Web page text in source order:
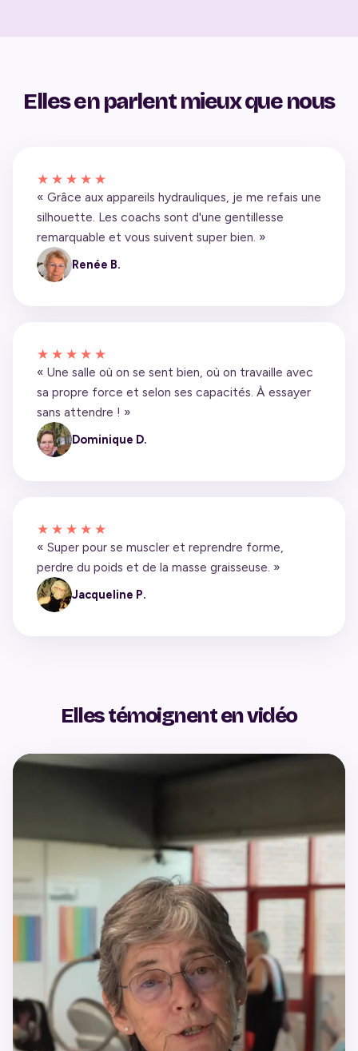
Elles en parlent mieux que nous
★★★★★
« Grâce aux appareils hydrauliques, je me refais une
silhouette. Les coachs sont d'une gentillesse
remarquable et vous suivent super bien. »
Renée B.
★★★★★
« Une salle où on se sent bien, où on travaille avec
sa propre force et selon ses capacités. À essayer
sans attendre ! »
Dominique D.
★★★★★
« Super pour se muscler et reprendre forme,
perdre du poids et de la masse graisseuse. »
Jacqueline P.
Elles témoignent en vidéo